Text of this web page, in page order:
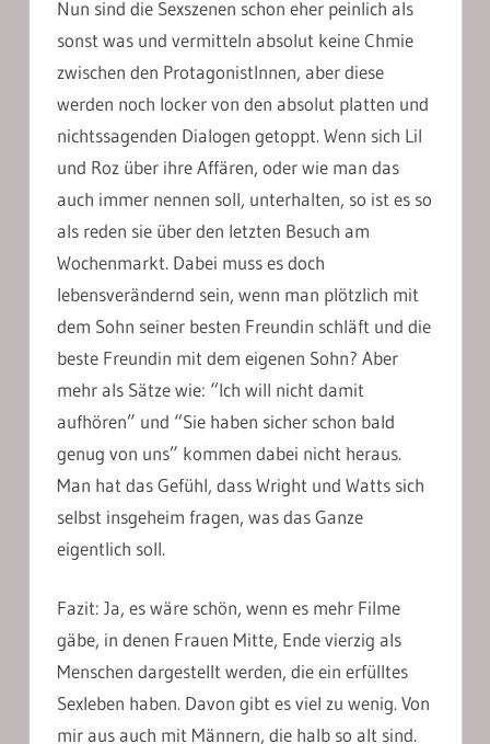
Nun sind die Sexszenen schon eher peinlich als
sonst was und vermitteln absolut keine Chmie
zwischen den ProtagonistInnen, aber diese
werden noch locker von den absolut platten und
nichtssagenden Dialogen getoppt. Wenn sich Lil
und Roz über ihre Affären, oder wie man das
auch immer nennen soll, unterhalten, so ist es so
als reden sie über den letzten Besuch am
Wochenmarkt. Dabei muss es doch
lebensverändernd sein, wenn man plötzlich mit
dem Sohn seiner besten Freundin schläft und die
beste Freundin mit dem eigenen Sohn? Aber
mehr als Sätze wie: “Ich will nicht damit
aufhören” und “Sie haben sicher schon bald
genug von uns” kommen dabei nicht heraus.
Man hat das Gefühl, dass Wright und Watts sich
selbst insgeheim fragen, was das Ganze
eigentlich soll.
Fazit: Ja, es wäre schön, wenn es mehr Filme
gäbe, in denen Frauen Mitte, Ende vierzig als
Menschen dargestellt werden, die ein erfülltes
Sexleben haben. Davon gibt es viel zu wenig. Von
mir aus auch mit Männern, die halb so alt sind.